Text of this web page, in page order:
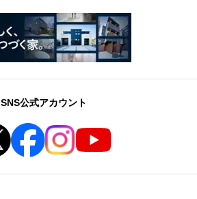
SNS公式アカウント